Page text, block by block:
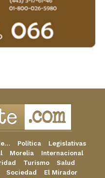
Política
Legislativas
Morelia
Internacional
Turismo
Salud
Sociedad El Mirador